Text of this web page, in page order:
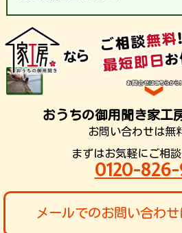
おうちの御用聞き家工
お問い合わせは無
まずはお気軽にご相談
0120-
メールでのお問い合わせ